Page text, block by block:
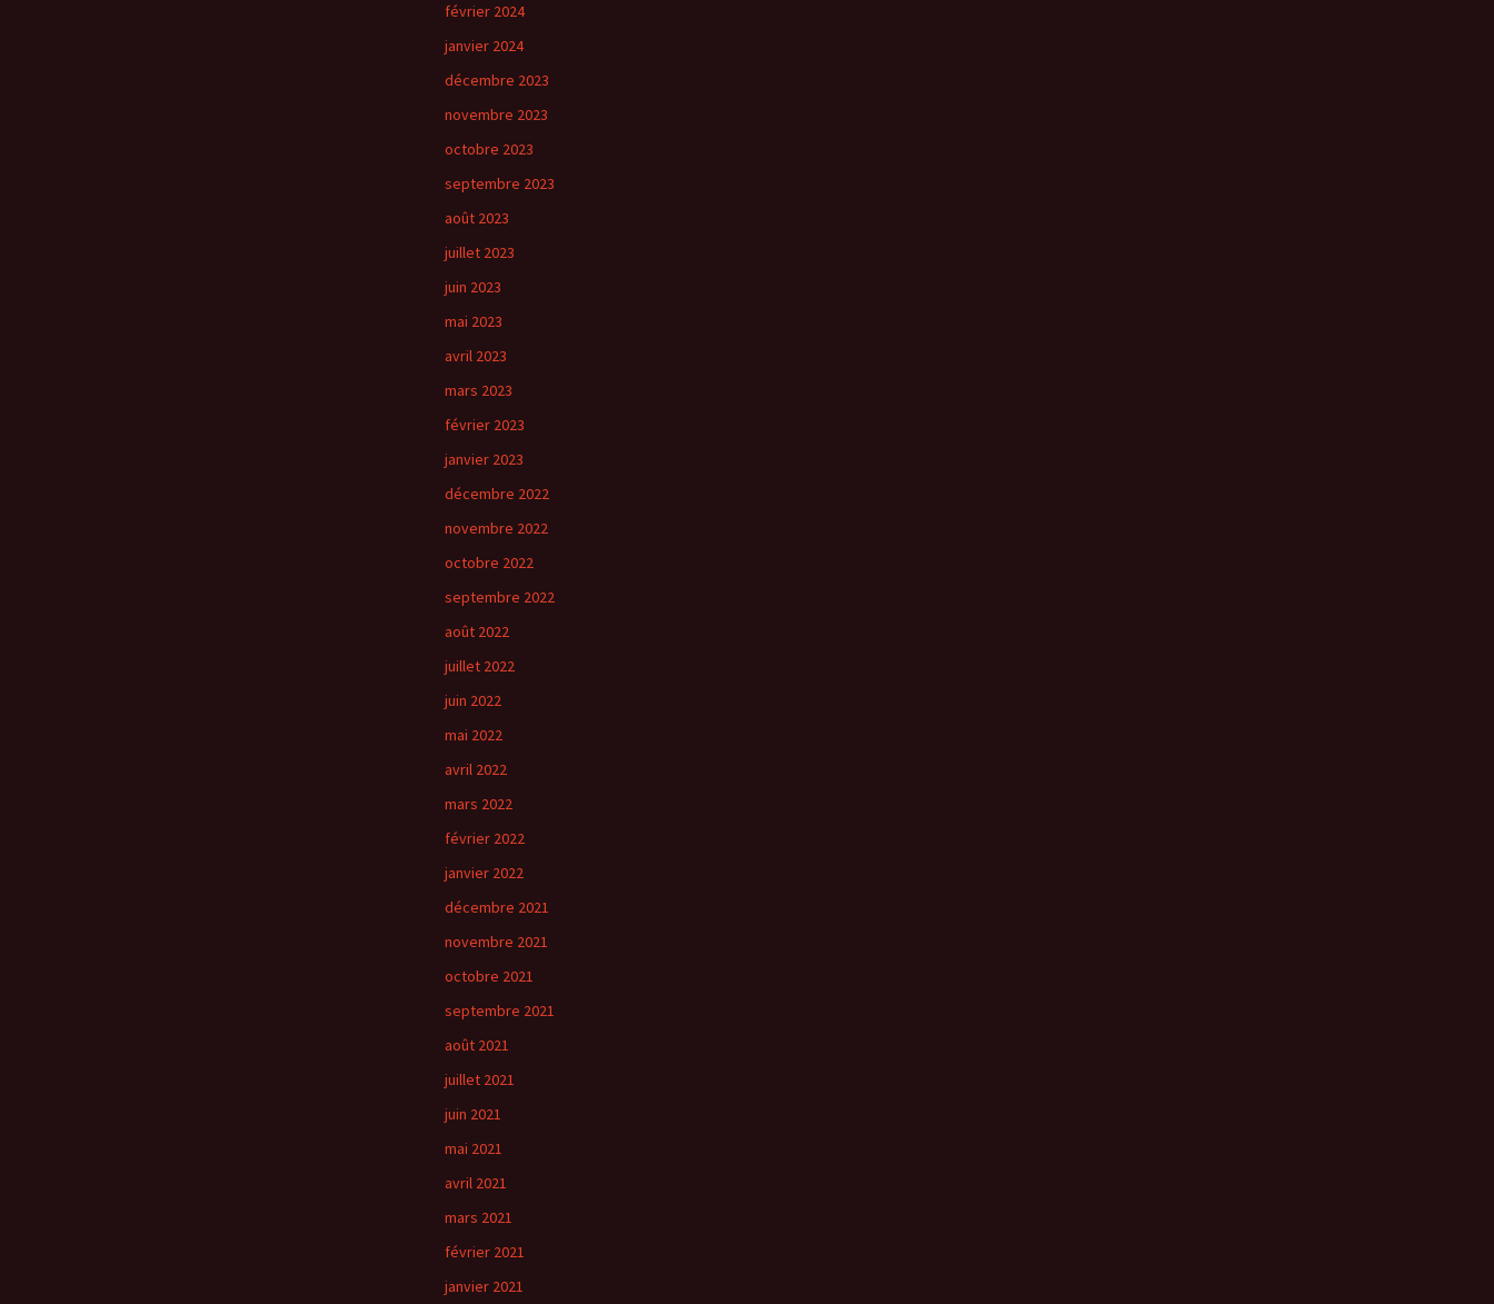
février 2024
janvier 2024
décembre 2023
novembre 2023
octobre 2023
septembre 2023
août 2023
juillet 2023
juin 2023
mai 2023
avril 2023
mars 2023
février 2023
janvier 2023
décembre 2022
novembre 2022
octobre 2022
septembre 2022
août 2022
juillet 2022
juin 2022
mai 2022
avril 2022
mars 2022
février 2022
janvier 2022
décembre 2021
novembre 2021
octobre 2021
septembre 2021
août 2021
juillet 2021
juin 2021
mai 2021
avril 2021
mars 2021
février 2021
janvier 2021